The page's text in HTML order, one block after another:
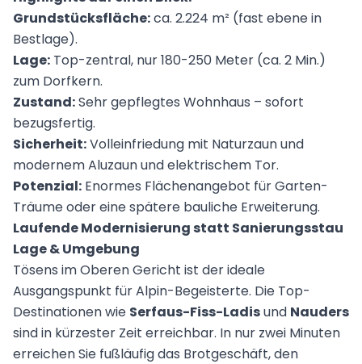
Grundstücksfläche:ca. 2.224 m² (fast ebene in
Bestlage).
Lage: Top-zentral, nur 180-250 Meter (ca. 2 Min.)
zum Dorfkern.
Zustand:Sehr gepflegtes Wohnhaus – sofort
bezugsfertig.
Sicherheit:Volleinfriedung mit Naturzaun und
modernem Aluzaun und elektrischem Tor.
Potenzial: Enormes Flächenangebot für Garten-
Träume oder eine spätere bauliche Erweiterung.
Laufende Modernisierung statt Sanierungsstau
Lage & Umgebung
Tösens im Oberen Gericht ist der ideale
Ausgangspunkt für Alpin-Begeisterte. Die Top-
Destinationen wie Serfaus-Fiss-Ladisund Nauders
sind in kürzester Zeit erreichbar. In nur zwei Minuten
erreichen Sie fußläufig das Brotgeschäft, den